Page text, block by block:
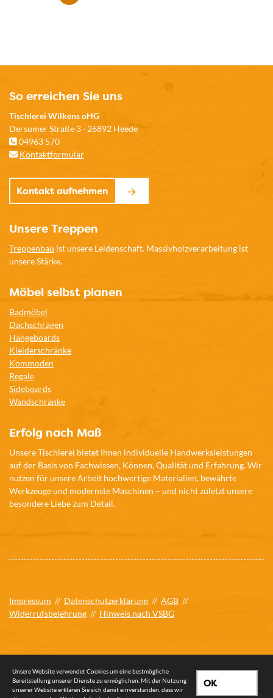
So erreichen Sie uns
Tischlerei Wilkens oHG
Dersumer Straße 3 · 26892 Heede
04963 570
Kontaktformular
Kontakt aufnehmen
Unsere Treppen
Treppenbau ist unsere Leidenschaft. Massivholzverarbeitung ist
unsere Stärke.
Möbel selbst planen
Badmöbel
Dachschrägen
Hängeboards
Kleiderschränke
Kommoden
Regale
Sideboards
Wandschränke
Erfolg nach Maß
Unsere Tischlerei bietet Ihnen individuelle Handwerksleistungen
auf der Basis von Fachwissen, Können, Qualität und Erfahrung. Wir
nutzen für unsere Arbeit hochwertige Materialien, bewährte
Werkzeuge und modernste Maschinen – und nicht zuletzt unsere
besondere Liebe zum Detail.
Impressum // Datenschutzerklärung // AGB //
Widerrufsbelehrung // Hinweis nach VSBG
© 2026 Tischlerei Wilkens oHG
OK
Unsere Website verwendet Cookies um eine bestmögliche
Bereitstellung unserer Dienste zu ermöglichen. Mit der Nutzung
unserer Website erklären Sie sich damit einverstanden, dass wir